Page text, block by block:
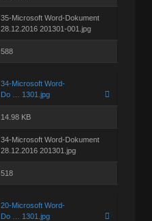
35-Microsoft Word-Dokument
28.12.2016 201301-001.jpg
588
34-Microsoft Word-
Do … 1301.jpg
14.98 KB
34-Microsoft Word-Dokument
28.12.2016 201301.jpg
518
20-Microsoft Word-
Do … 1301.jpg